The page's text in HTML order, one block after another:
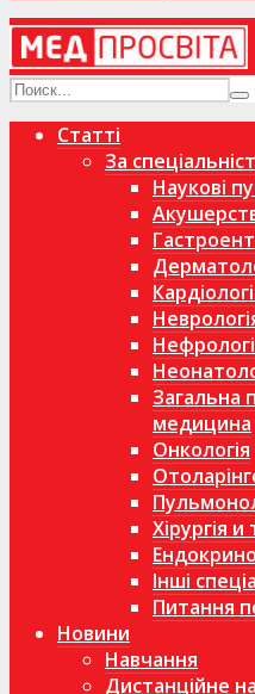
Статті
За
Наукові
Загальна
медицина
Онкологія
Хірургія
Інші
Питання
Новини
Навчання
Дистанційне